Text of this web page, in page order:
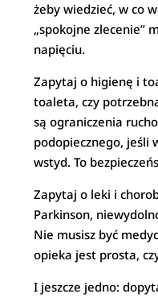
żeby wiedzieć, w co
„spokojne zlecenie”
napięciu.
Zapytaj o higienę i
toaleta, czy
są ograniczenia
podopiecznego, jeśli
wstyd. To
Zapytaj o leki i
Parkinson,
Nie musisz być
opieka jest prosta,
I jeszcze jedno: